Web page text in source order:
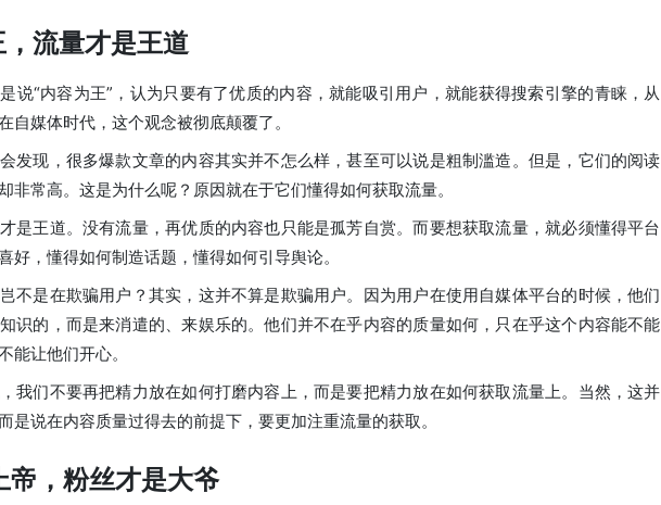
流量才是王道
说“内容为王”，认为只要有了优质的内容，就能吸引用户，就能获得搜索引擎的青睐，从
自媒体时代，这个观念被彻底颠覆了。
发现，很多爆款文章的内容其实并不怎么样，甚至可以说是粗制滥造。但是，它们的阅读
非常高。这是为什么呢？原因就在于它们懂得如何获取流量。
是王道。没有流量，再优质的内容也只能是孤芳自赏。而要想获取流量，就必须懂得平台
好，懂得如何制造话题，懂得如何引导舆论。
不是在欺骗用户？其实，这并不算是欺骗用户。因为用户在使用自媒体平台的时候，他们
识的，而是来消遣的、来娱乐的。他们并不在乎内容的质量如何，只在乎这个内容能不能
能让他们开心。
我们不要再把精力放在如何打磨内容上，而是要把精力放在如何获取流量上。当然，这并
是说在内容质量过得去的前提下，要更加注重流量的获取。
帝，粉丝才是大爷